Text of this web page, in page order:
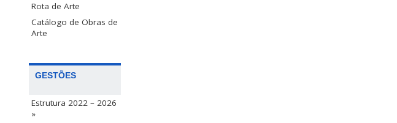
Rota de Arte
Catálogo de Obras de
Arte
GESTÕES
Estrutura 2022 – 2026
»